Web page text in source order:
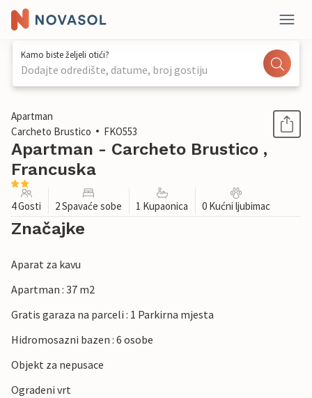
Kamo biste željeli otići?
Dodajte odredište, datume, broj gostiju
1 / 15
Apartman
Carcheto Brustico
FKO553
Apartman - Carcheto Brustico ,
Francuska
4 Gosti 2 Spavaće sobe 1 Kupaonica 0 Kućni ljubimac
Značajke
Aparat za kavu
Apartman : 37 m2
Gratis garaza na parceli : 1 Parkirna mjesta
Hidromosazni bazen : 6 osobe
Objekt za nepusace
Ogradeni vrt